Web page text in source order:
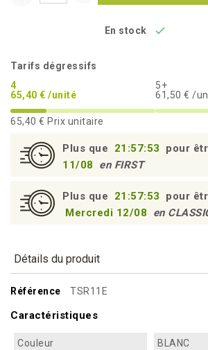
En stock 
Tarifs dégressifs
4
65,40 € /unité
5+
61,50 € /
65,40 € Prix unitaire
Plus que 21:57:52 pour
11/08
en FIRST
Plus que 21:57:52
pour
Mercredi 12/08
en
Détails du produit
Référence TSR11E
Caractéristiques
Couleur BLANC